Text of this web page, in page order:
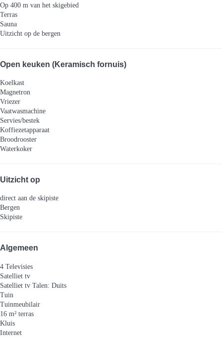
Op 400 m van het skigebied
Terras
Sauna
Uitzicht op de bergen
Open keuken (Keramisch fornuis)
Koelkast
Magnetron
Vriezer
Vaatwasmachine
Servies/bestek
Koffiezetapparaat
Broodrooster
Waterkoker
Uitzicht op
direct aan de skipiste
Bergen
Skipiste
Algemeen
4 Televisies
Satelliet tv
Satelliet tv Talen: Duits
Tuin
Tuinmeubilair
16 m² terras
Kluis
Internet